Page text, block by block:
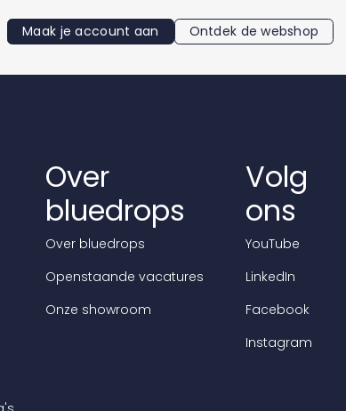
Maak je account aan Ontdek de webshop
Over
bluedrops
Over bluedrops
Openstaande vacatures
Onze showroom
Volg
ons
YouTube
LinkedIn
Facebook
Instagram